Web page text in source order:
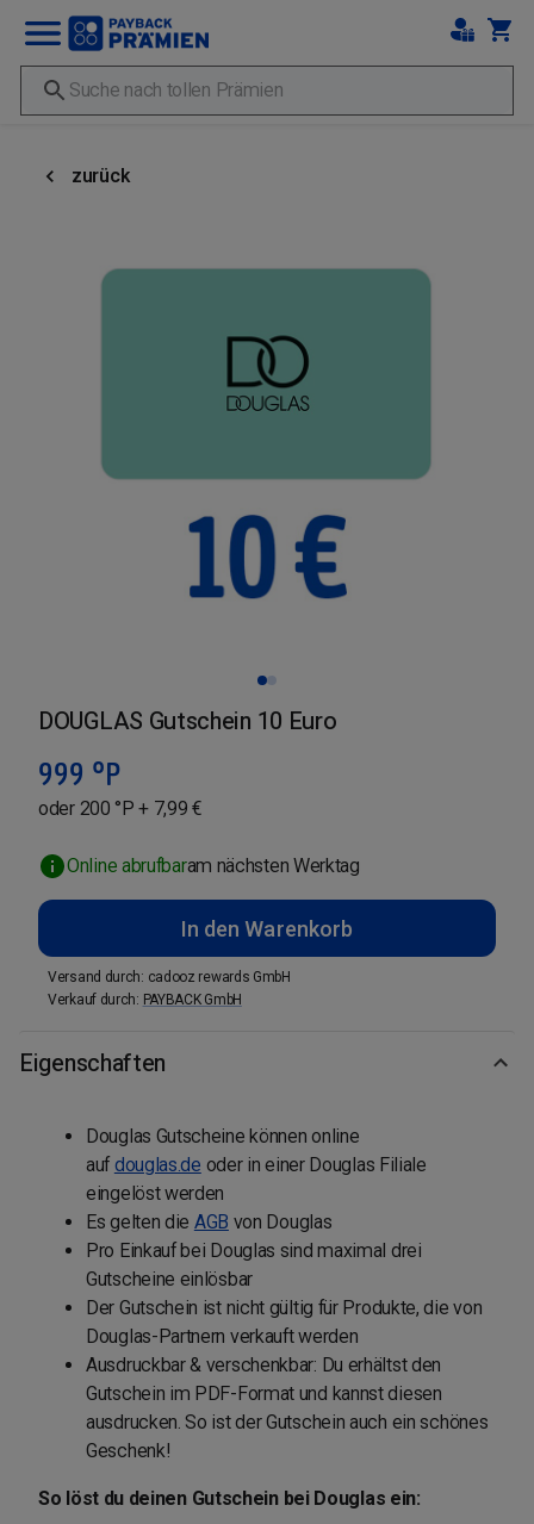
zurück
DOUGLAS Gutschein 10 Euro
999 °P
oder 200 °P + 7,99 €
Online abrufbaram nächsten Werktag
In den Warenkorb
Versand durch: cadooz rewards GmbH
Verkauf durch: PAYBACK GmbH
Eigenschaften
Douglas Gutscheine können online
aufdouglas.de oder in einer Douglas Filiale
eingelöst werden
Es gelten die AGB von Douglas
Pro Einkauf bei Douglas sind maximal drei
Gutscheine einlösbar
Der Gutschein ist nicht gültig für Produkte, die von
Douglas-Partnern verkauft werden
Ausdruckbar & verschenkbar: Du erhältst den
Gutschein im PDF-Format und kannst diesen
ausdrucken. So ist der Gutschein auch ein schönes
Geschenk!
So löst du deinen Gutschein bei Douglas ein: